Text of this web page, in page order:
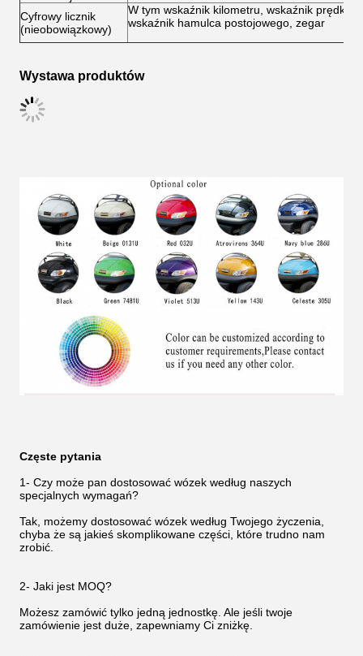
Cyfrowy licznik
(nieobowiązkowy)
W tym wskaźnik kilometru, wskaźnik
wskaźnik hamulca postojowego, zegar
Wystawa produktów
Częste pytania
1- Czy może pan dostosować wózek według naszych
specjalnych wymagań?
Tak, możemy dostosować wózek według Twojego życzenia,
chyba że są jakieś skomplikowane części, które trudno nam
zrobić.
2- Jaki jest MOQ?
Możesz zamówić tylko jedną jednostkę. Ale jeśli twoje
zamówienie jest duże, zapewniamy Ci zniżkę.